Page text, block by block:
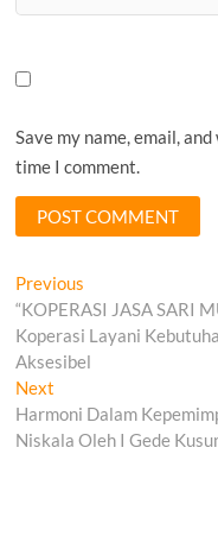
Save my name, email,
time I comment.
Post
navigation
Previous
post:
“KOPERASI JASA SARI
Koperasi Layani
Aksesibel
Next
post:
Harmoni Dalam
Niskala Oleh I Gede